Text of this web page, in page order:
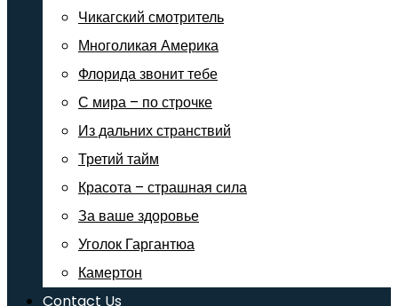
Чикагский смотритель
Многоликая Америка
Флорида звонит тебе
С мира – по строчке
Из дальних странствий
Третий тайм
Красота – страшная сила
За ваше здоровье
Уголок Гаргантюа
Камертон
Contact Us